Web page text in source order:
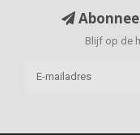
Blijf op de